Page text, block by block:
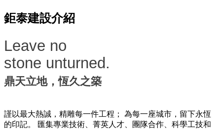
鉅泰建設介紹
Leave no
stone unturned.
鼎天立地，恆久之築
謹以最大熱誠，精雕每一件工程；
為每一座城市，留下永恆
的印記。
匯集專業技術、菁英人才、團隊合作、科學工技和